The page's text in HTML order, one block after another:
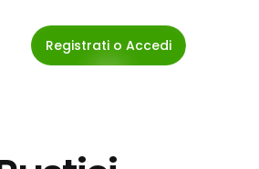
Registrati o Accedi